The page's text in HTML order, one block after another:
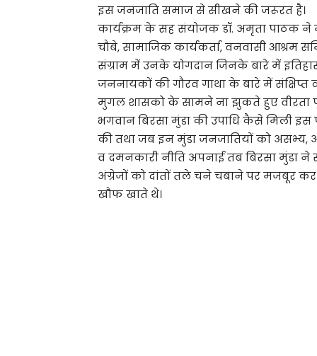
इस जनजाति समाज से सीखने की जरूरत है।
कार्यक्रम के सह संयोजक डॉ. अमृता पाठक ने
चौबे, सामाजिक कार्यकर्ता, वनवासी आश्रम
संग्राम में उनके योगदान जिनके बारे में
जननायकों की गौरव गाथा के बारे में संक्षिप्त
मुगल शासको के सामने ना झुकते हुए वीरता
भगवान बिरसा मुंडा की उपाधि कैसे मिली इस
की तथा जब इन मुंडा जनजातियों को असभ्य,
व दमनकारी नीति अपनाई तब बिरसा मुंडा
अंग्रेजों को दांतों तले चने चबाने पर मजबूर
खौफ खाते थे।